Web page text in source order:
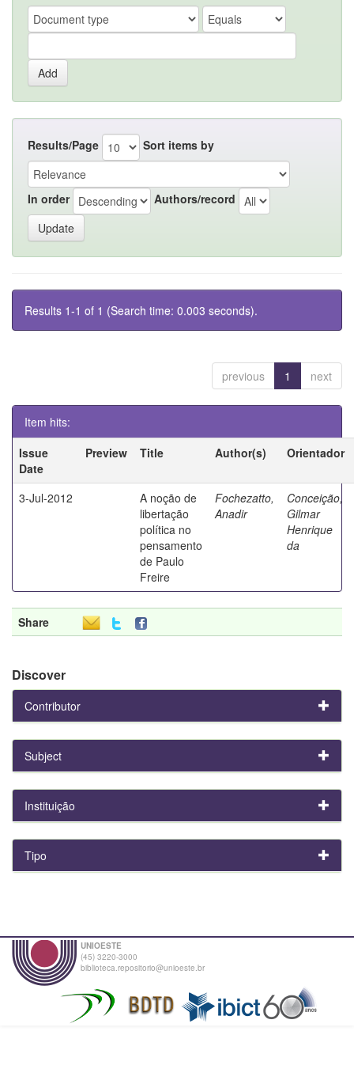
Results/Page Sort items by
In order Authors/record
Results 1-1 of 1 (Search time: 0.003 seconds).
previous 1 next
Item hits:
Issue
Date
Preview Title Author(s) Orientador
3-Jul-2012
A noção de
libertação
política no
pensamento
de Paulo
Freire
Fochezatto,
Anadir
Conceição,
Gilmar
Henrique
da
Share
Discover
Contributor
Subject
Instituição
Tipo
UNIOESTE
(45) 3220-3000
biblioteca.repositorio@unioeste.br